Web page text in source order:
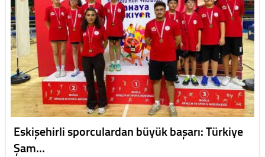
Eskişehirli sporculardan büyük başarı: Türkiye
Şam…